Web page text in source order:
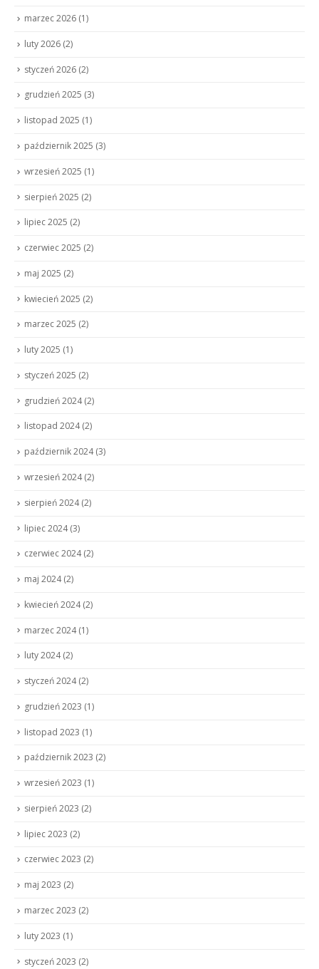
marzec 2026 (1)
luty 2026 (2)
styczeń 2026 (2)
grudzień 2025 (3)
listopad 2025 (1)
październik 2025 (3)
wrzesień 2025 (1)
sierpień 2025 (2)
lipiec 2025 (2)
czerwiec 2025 (2)
maj 2025 (2)
kwiecień 2025 (2)
marzec 2025 (2)
luty 2025 (1)
styczeń 2025 (2)
grudzień 2024(2)
listopad 2024(2)
październik 2024(3)
wrzesień 2024(2)
sierpień 2024(2)
lipiec 2024(3)
czerwiec 2024(2)
maj 2024(2)
kwiecień 2024(2)
marzec 2024(1)
luty 2024(2)
styczeń 2024(2)
grudzień 2023 (1)
listopad 2023 (1)
październik 2023 (2)
wrzesień 2023 (1)
sierpień 2023 (2)
lipiec 2023 (2)
czerwiec 2023 (2)
maj 2023 (2)
marzec 2023 (2)
luty 2023 (1)
styczeń 2023 (2)